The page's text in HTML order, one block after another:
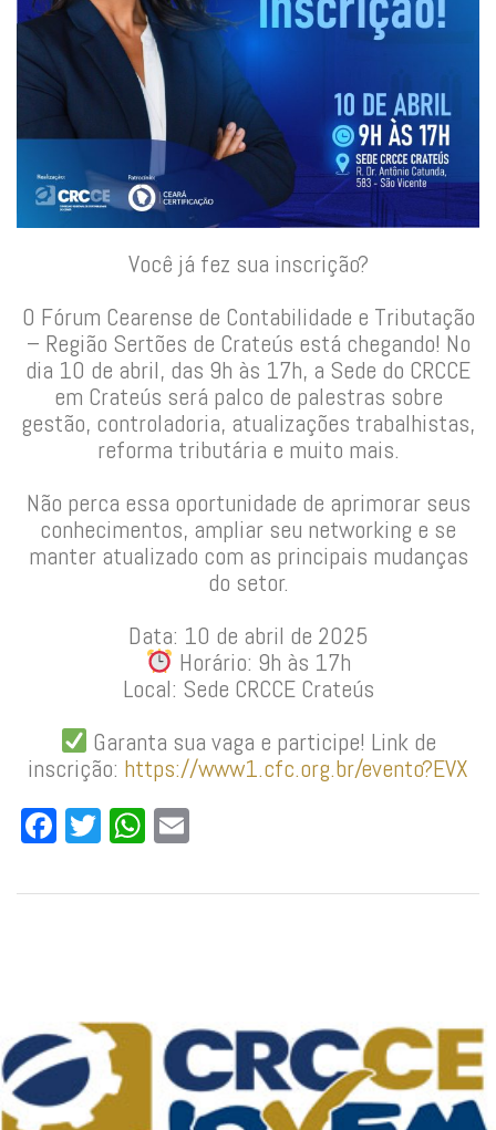
Você já fez sua inscrição?
O Fórum Cearense de Contabilidade e Tributação
– Região Sertões de Crateús está chegando! No
dia 10 de abril, das 9h às 17h, a Sede do CRCCE
em Crateús será palco de palestras sobre
gestão, controladoria, atualizações trabalhistas,
reforma tributária e muito mais.
Não perca essa oportunidade de aprimorar seus
conhecimentos, ampliar seu networking e se
manter atualizado com as principais mudanças
do setor.
Data: 10 de abril de 2025
Horário: 9h às 17h
Local: Sede CRCCE Crateús
Garanta sua vaga e participe! Link de
inscrição: https://www1.cfc.org.br/evento?EVX
Facebook
TwitterWhatsApp